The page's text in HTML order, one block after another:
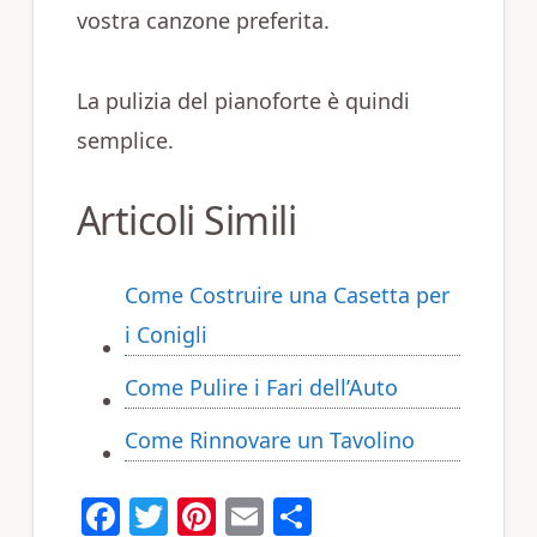
vostra canzone preferita.
La pulizia del pianoforte è quindi
semplice.
Articoli Simili
Come Costruire una Casetta per
i Conigli
Come Pulire i Fari dell’Auto
Come Rinnovare un Tavolino
F T Pi E C